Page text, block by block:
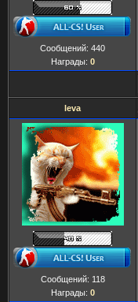
Сообщений: 440
Награды: 0
leva
Сообщений: 118
Награды: 0